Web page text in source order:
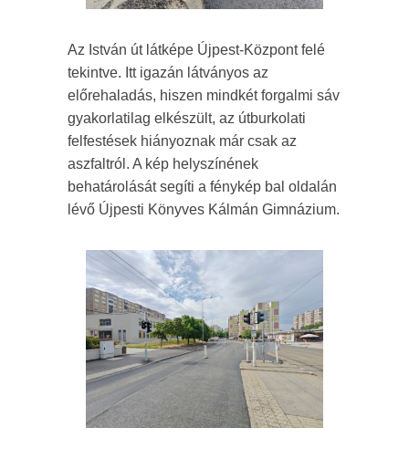
Az István út látképe Újpest-Központ felé
tekintve. Itt igazán látványos az
előrehaladás, hiszen mindkét forgalmi sáv
gyakorlatilag elkészült, az útburkolati
felfestések hiányoznak már csak az
aszfaltról. A kép helyszínének
behatárolását segíti a fénykép bal oldalán
lévő Újpesti Könyves Kálmán Gimnázium.